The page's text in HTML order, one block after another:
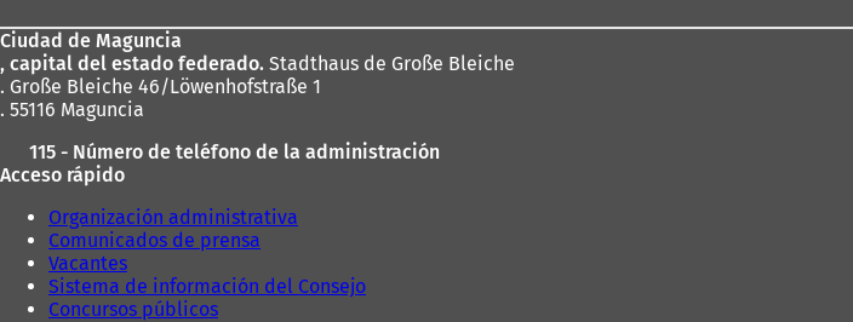
pies
Ciudad de Maguncia
, capital del estado federado. Stadthaus de Große Bleiche
. Große Bleiche 46/Löwenhofstraße 1
. 55116 Maguncia
115 - Número de teléfono de la administración
Acceso rápido
Organización administrativa
Comunicados de prensa
Vacantes
Sistema de información del Consejo
Concursos públicos